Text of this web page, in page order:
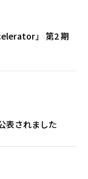
」 第2 期
表されました